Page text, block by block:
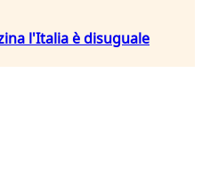
l'Italia è disuguale